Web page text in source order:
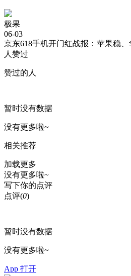
极果
06-03
京东618手机开门红战报：苹果稳
人赞过
赞过的人
暂时没有数据
没有更多啦~
相关推荐
加载更多
没有更多啦~
写下你的点评
点评(0)
暂时没有数据
没有更多啦~
App 打开